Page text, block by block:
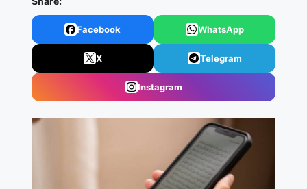
Facebook WhatsApp
X Telegram
Instagram